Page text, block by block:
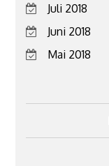
Juli 2018
Juni 2018
Mai 2018